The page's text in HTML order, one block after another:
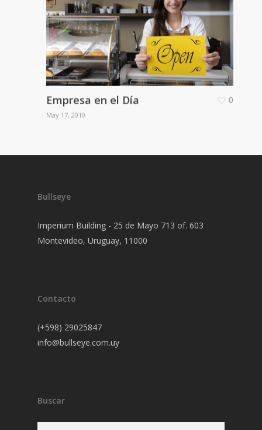
Empresa en el Día
May 17, 2010
0
Bullseye
Imperium Building - 25 de Mayo 713 of. 603
Montevideo, Uruguay, 11000
Contacto
(+598) 29025847
info@bullseye.com.uy
Buscar